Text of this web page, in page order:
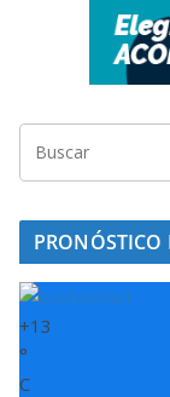
PRONÓSTICO
+13
°
C